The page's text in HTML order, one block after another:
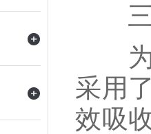
三
为
采用
效吸